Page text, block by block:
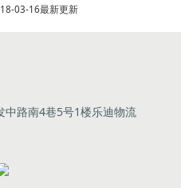
03-16最新更新
中路南4巷5号1楼乐迪物流